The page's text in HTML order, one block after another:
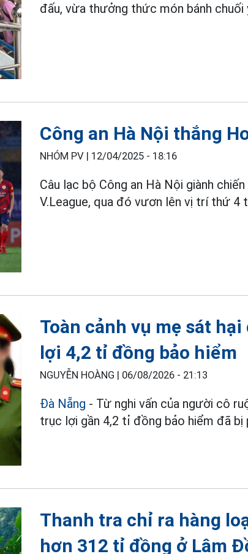
đấu, vừa thưởng thức món bánh chuối
Công an Hà Nội thắng
NHÓM PV | 12/04/2025 - 18:16
Câu lạc bộ Công an Hà Nội giành
V.League, qua đó vươn lên vị trí thứ 4
Toàn cảnh vụ mẹ sát
lợi 4,2 tỉ đồng bảo hiểm
NGUYỄN HOÀNG | 06/08/2026 - 21:13
Đà Nẵng - Từ nghi vấn của người cô
trục lợi gần 4,2 tỉ đồng bảo hiểm đã bị
Thanh tra chỉ ra hàng
hơn 312 tỉ đồng ở Lâm